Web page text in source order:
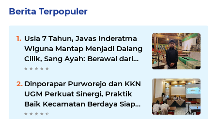
Berita Terpopuler
Usia 7 Tahun, Javas Inderatma
Wiguna Mantap Menjadi Dalang
Cilik, Sang Ayah: Berawal dari
Menonton Wayang di YouTube
Dinporapar Purworejo dan KKN
UGM Perkuat Sinergi, Praktik
Baik Kecamatan Berdaya Siap
Direplikasi